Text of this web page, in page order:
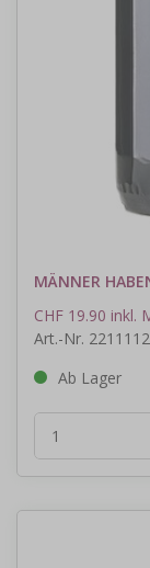
MÄNNER
CHF 19.90 inkl.
Art.-Nr.
Ab Lager